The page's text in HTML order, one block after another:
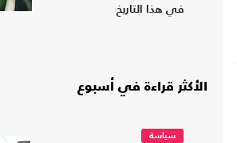
في هذا التاريخ
الأكثر قراءة في أسبوع
سياسة